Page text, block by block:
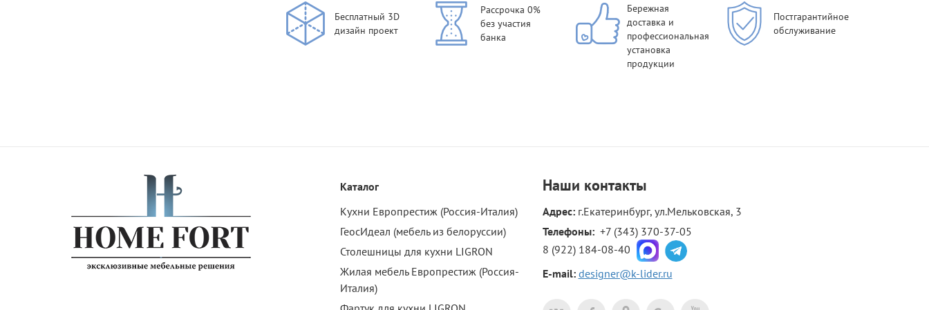
Бесплатный 3D
дизайн проект
Рассрочка 0%
без участия
банка
Бережная
доставка и
профессиональная
установка
продукции
Постгарантийное
обслуживание
Каталог
Кухни Европрестиж (Россия-Италия)
ГеосИдеал (мебель из белоруссии)
Столешницы для кухни LIGRON
Жилая мебель Европрестиж (Россия-
Италия)
Наши контакты
Адрес: г.Екатеринбург, ул.Мельковская, 3
Телефоны: +7 (343) 370-37-05
8 (922) 184-08-40
E-mail: designer@k-lider.ru